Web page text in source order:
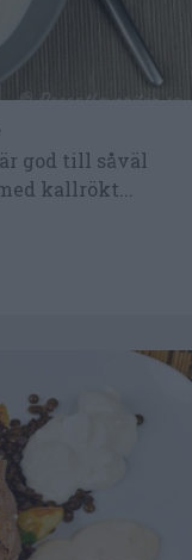
god till såväl
kallrökt...